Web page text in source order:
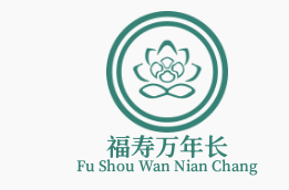
福寿万年长
Fu Shou Wan Nian Chang